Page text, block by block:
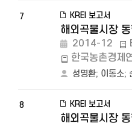
7 KREI 보고서
해외곡물시장
2014-12
한국농촌경제
성명환; 이동소;
8 KREI 보고서
해외곡물시장